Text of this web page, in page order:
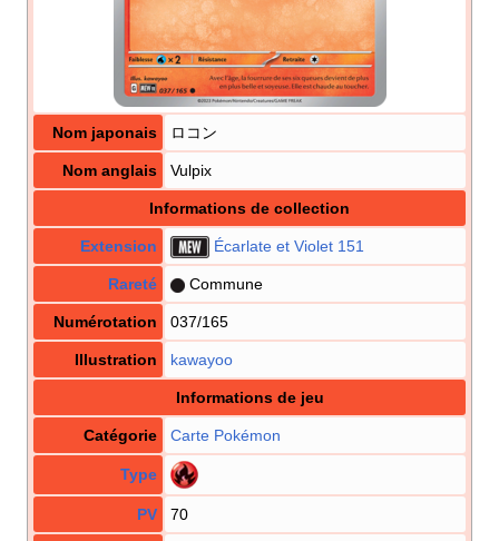
Nom japonais ロコン
Nom anglais Vulpix
Informations de collection
Extension Écarlate et Violet 151
Rareté Commune
Numérotation 037/165
Illustration kawayoo
Informations de jeu
Catégorie Carte Pokémon
Type
PV 70